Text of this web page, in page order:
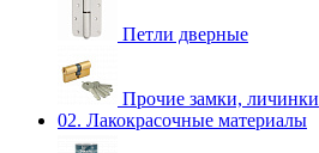
Петли дверные
Прочие замки, личинки
02. Лакокрасочные материалы